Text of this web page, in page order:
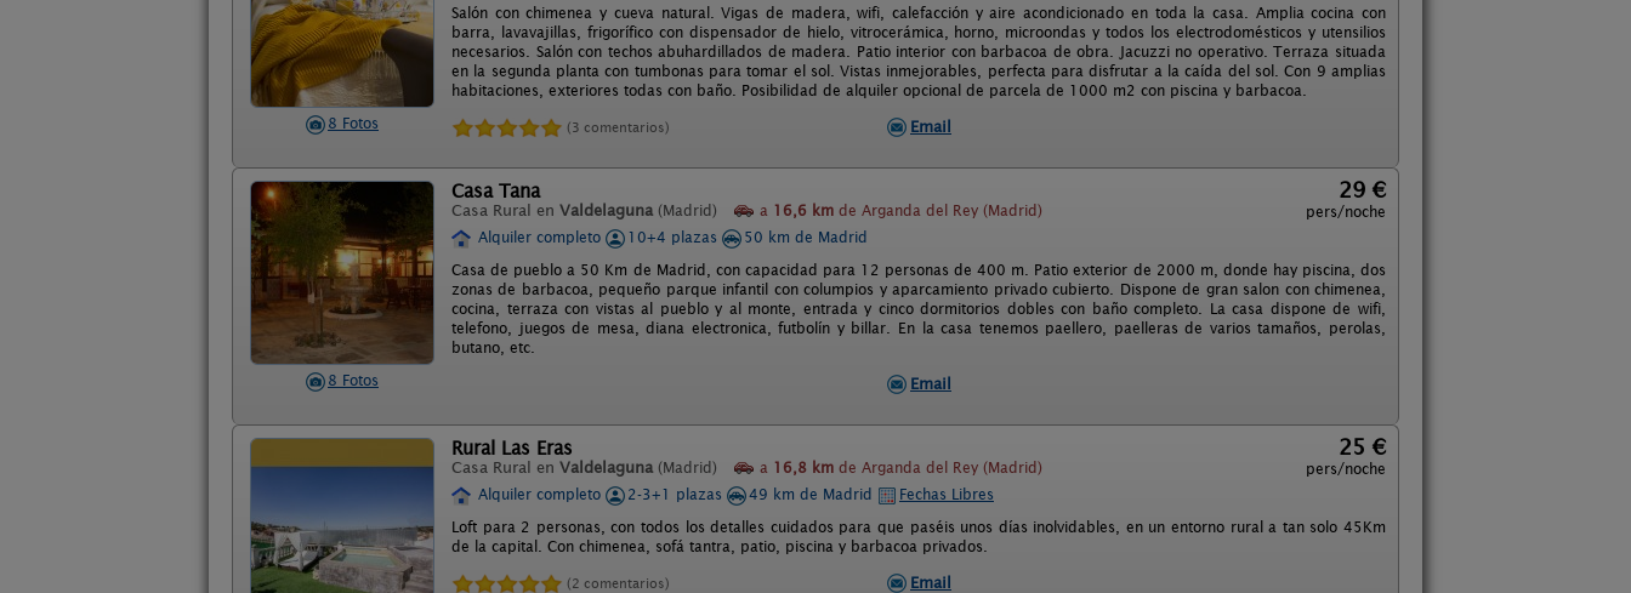
8 Fotos
Salón con chimenea y cueva natural. Vigas de madera, wifi, calefacción y aire acondicionado en toda la casa. Amplia cocina con
barra, lavavajillas, frigorífico con dispensador de hielo, vitrocerámica, horno, microondas y todos los electrodomésticos y utensilios
necesarios. Salón con techos abuhardillados de madera. Patio interior con barbacoa de obra. Jacuzzi no operativo. Terraza situada
en la segunda planta con tumbonas para tomar el sol. Vistas inmejorables, perfecta para disfrutar a la caída del sol. Con 9 amplias
habitaciones, exteriores todas con baño. Posibilidad de alquiler opcional de parcela de 1000 m2 con piscina y barbacoa.
(3 comentarios) Email
8 Fotos
Casa Tana
Casa Rural en Valdelaguna (Madrid) a 16,6 km de Arganda del Rey (Madrid)
29 €
pers/noche
Alquiler completo
10+4 plazas
50 km de Madrid
Casa de pueblo a 50 Km de Madrid, con capacidad para 12 personas de 400 m. Patio exterior de 2000 m, donde hay piscina, dos
zonas de barbacoa, pequeño parque infantil con columpios y aparcamiento privado cubierto. Dispone de gran salon con chimenea,
cocina, terraza con vistas al pueblo y al monte, entrada y cinco dormitorios dobles con baño completo. La casa dispone de wifi,
telefono, juegos de mesa, diana electronica, futbolín y billar. En la casa tenemos paellero, paelleras de varios tamaños, perolas,
butano, etc.
Email
Rural Las Eras
Casa Rural en Valdelaguna (Madrid) a 16,8 km de Arganda del Rey (Madrid)
25 €
pers/noche
Alquiler completo
2-3+1 plazas 49 km de Madrid
Fechas Libres
Loft para 2 personas, con todos los detalles cuidados para que paséis unos días inolvidables, en un entorno rural a tan solo 45Km
de la capital. Con chimenea, sofá tantra, patio, piscina y barbacoa privados.
(2 comentarios) Email